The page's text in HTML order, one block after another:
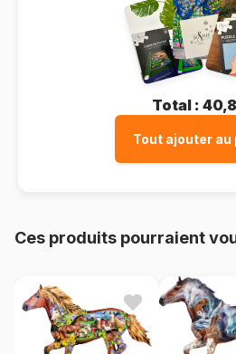
Total :
Tout ajouter au
Ces produits pourraient